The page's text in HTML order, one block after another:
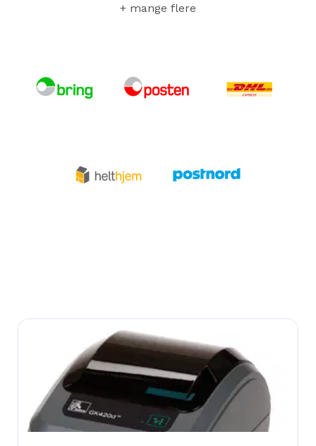
+ mange flere